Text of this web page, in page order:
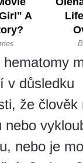
hematomy
v důsledku
že člověk
nebo
nebo je